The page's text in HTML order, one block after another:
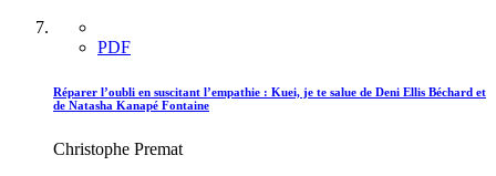
PDF
Réparer l’oubli en suscitant l’empathie : Kuei, je te salue de Deni Ellis Béchard et
de Natasha Kanapé Fontaine
Christophe Premat